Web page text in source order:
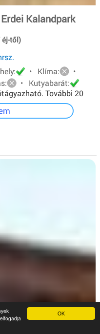
OK
Kalandpark
éj-től)
• Klíma:
•
• Kutyabarát:
További 20